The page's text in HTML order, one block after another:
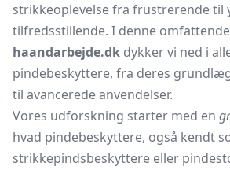
strikkeoplevelse fra frustrerende til
tilfredsstillende. I denne
haandarbejde.dk dykker vi ned i
pindebeskyttere, fra deres
til avancerede anvendelser.
Vores udforskning starter med en
hvad pindebeskyttere, også kendt
strikkepindsbeskyttere eller